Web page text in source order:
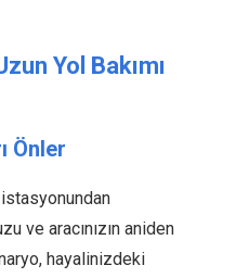
Yol Bakımı
Önler
ve aracınızın aniden
hayalinizdeki